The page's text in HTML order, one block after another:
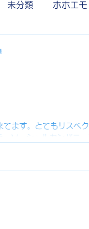
未分類 ホホエモ
投稿 まほろば
ます。とてもリスペ
ソーシャルカンパニ